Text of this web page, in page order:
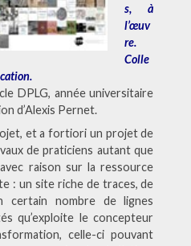
s, à
l’œuv
re.
Colle
DPLG, année universitaire
d’Alexis Pernet.
et a fortiori un projet de
de praticiens autant que
raison sur la ressource
: un site riche de traces, de
certain nombre de lignes
qu’exploite le concepteur
celle-ci pouvant